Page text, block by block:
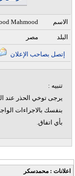
Mahmood الاسم
مصر البلد
تنبيه :
يرجى توخي الحذر عند
بنفسك بالاجراءات
بأي اتفاق.
اعلانات : محمدسكر